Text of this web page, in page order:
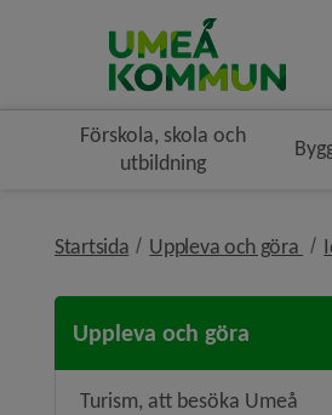
Förskola, skola och
utbildning
Startsida Uppleva och göra
Uppleva och göra
Turism, att besöka Umeå